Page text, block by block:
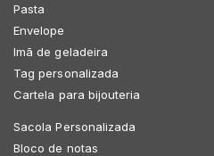
Pasta
Envelope
Imã de geladeira
Tag personalizada
Cartela para bijouteria
Sacola Personalizada
Bloco de notas